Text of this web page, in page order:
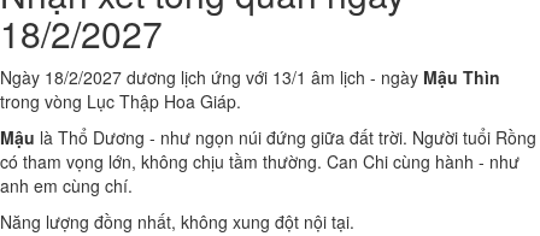
18/2/2027
Ngày 18/2/2027 dương lịch ứng với 13/1 âm lịch - ngày Mậu Thìn
trong vòng Lục Thập Hoa Giáp.
Mậu là Thổ Dương - như ngọn núi đứng giữa đất trời. Người tuổi Rồng
có tham vọng lớn, không chịu tầm thường. Can Chi cùng hành - như
anh em cùng chí.
Năng lượng đồng nhất, không xung đột nội tại.